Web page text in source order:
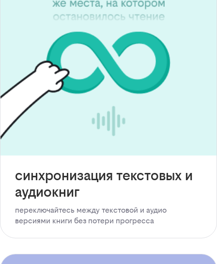
синхронизация текстовых и
аудиокниг
переключайтесь между текстовой и аудио
версиями книги без потери прогресса